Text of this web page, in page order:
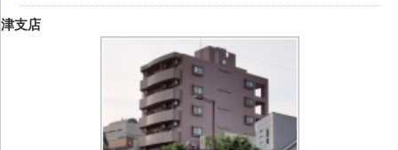
津支店